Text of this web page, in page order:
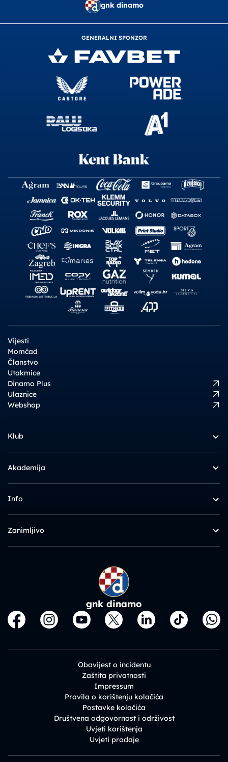
gnk dinamo
GENERALNI SPONZOR
Vijesti
Momčad
Članstvo
Utakmice
Dinamo Plus
Ulaznice
Webshop
Klub
Akademija
Info
Zanimljivo
gnk dinamo
Obavijest o incidentu
Zaštita privatnosti
Impressum
Pravila o korištenju kolačića
Postavke kolačića
Društvena odgovornost i održivost
Uvjeti korištenja
Uvjeti prodaje